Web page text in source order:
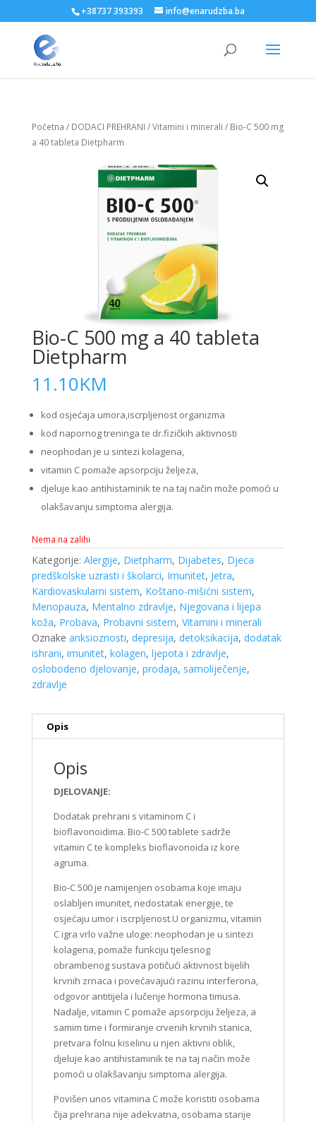
+38737 393393 info@enarudzba.ba
Početna / DODACI PREHRANI /Vitamini i minerali / Bio-C 500 mg
a 40 tableta Dietpharm
Bio-C 500 mg a 40 tableta
Dietpharm
11.10KM
kod osjećaja umora,iscrpljenost organizma
kod napornog treninga te dr.fizičkih aktivnosti
neophodan je u sintezi kolagena,
vitamin C pomaže apsorpciju željeza,
djeluje kao antihistaminik te na taj način može pomoći u
olakšavanju simptoma alergija.
Nema na zalihi
Kategorije: Alergije, Dietpharm, Dijabetes, Djeca
predškolske uzrasti i školarci, Imunitet, Jetra,
Kardiovaskularni sistem, Koštano-mišićni sistem,
Menopauza, Mentalno zdravlje, Njegovana i lijepa
koža, Probava, Probavni sistem, Vitamini i minerali
Oznake anksioznosti, depresija, detoksikacija, dodatak
ishrani, imunitet, kolagen, ljepota i zdravlje,
oslobodeno djelovanje, prodaja, samoliječenje,
zdravlje
Opis
Opis
DJELOVANJE:
Dodatak prehrani s vitaminom C i
bioflavonoidima. Bio-C 500 tablete sadrže
vitamin C te kompleks bioflavonoida iz kore
agruma.
Bio-C 500 je namijenjen osobama koje imaju
oslabljen imunitet, nedostatak energije, te
osjećaju umor i iscrpljenost.U organizmu, vitamin
C igra vrlo važne uloge: neophodan je u sintezi
kolagena, pomaže funkciju tjelesnog
obrambenog sustava potičući aktivnost bijelih
krvnih zrnaca i povećavajući razinu interferona,
odgovor antitijela i lučenje hormona timusa.
Nadalje, vitamin C pomaže apsorpciju željeza, a
samim time i formiranje crvenih krvnih stanica,
pretvara folnu kiselinu u njen aktivni oblik,
djeluje kao antihistaminik te na taj način može
pomoći u olakšavanju simptoma alergija.
Povišen unos vitamina C može koristiti osobama
čija prehrana nije adekvatna, osobama starije